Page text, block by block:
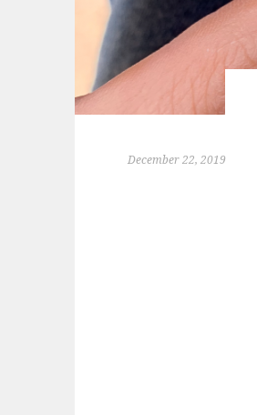
December 22, 2019